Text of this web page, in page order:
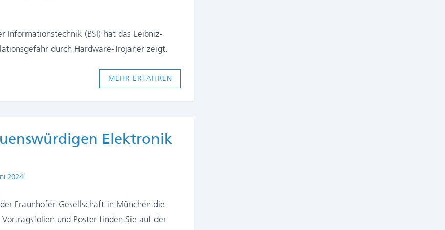
Informationstechnik (BSI) hat das Leibniz-
durch Hardware-Trojaner zeigt.
MEHR ERFAHREN
Elektronik
2024
Fraunhofer-Gesellschaft in München die
und Poster finden Sie auf der